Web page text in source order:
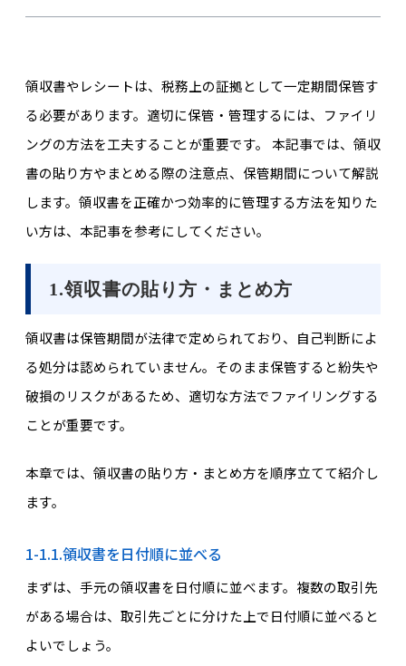
領収書やレシートは、税務上の証拠として一定期間保管す
る必要があります。適切に保管・管理するには、ファイリ
ングの方法を工夫することが重要です。 本記事では、領収
書の貼り方やまとめる際の注意点、保管期間について解説
します。領収書を正確かつ効率的に管理する方法を知りた
い方は、本記事を参考にしてください。
1.領収書の貼り方・まとめ方
領収書は保管期間が法律で定められており、自己判断によ
る処分は認められていません。そのまま保管すると紛失や
破損のリスクがあるため、適切な方法でファイリングする
ことが重要です。
本章では、領収書の貼り方・まとめ方を順序立てて紹介し
ます。
1-1.1.領収書を日付順に並べる
まずは、手元の領収書を日付順に並べます。複数の取引先
がある場合は、取引先ごとに分けた上で日付順に並べると
よいでしょう。